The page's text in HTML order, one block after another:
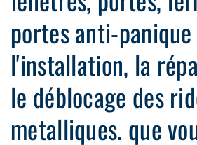
portes anti-
l'installation, la
le déblocage des
metalliques. que